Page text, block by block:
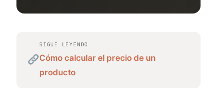
SIGUE LEYENDO
Cómo calcular el precio de un
producto